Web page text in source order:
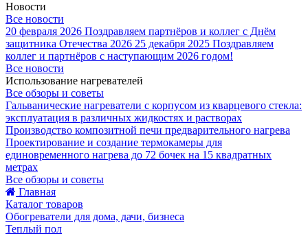
Новости
Все новости
20 февраля 2026 Поздравляем партнёров и коллег с Днём
защитника Отечества 2026 25 декабря 2025 Поздравляем
коллег и партнёров с наступающим 2026 годом!
Все новости
Использование нагревателей
Все обзоры и советы
Гальванические нагреватели с корпусом из кварцевого стекла:
эксплуатация в различных жидкостях и растворах
Производство композитной печи предварительного нагрева
Проектирование и создание термокамеры для
единовременного нагрева до 72 бочек на 15 квадратных
метрах
Все обзоры и советы
Главная
Каталог товаров
Обогреватели для дома, дачи, бизнеса
Теплый пол